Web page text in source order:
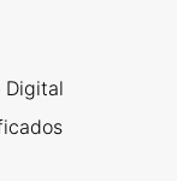
Digital